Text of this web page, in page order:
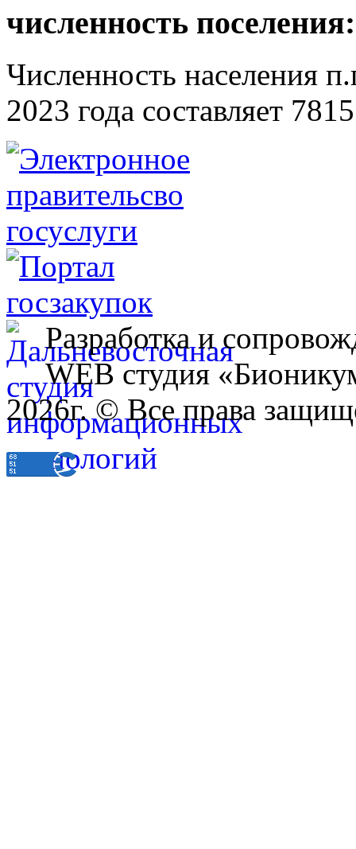
численность поселения:
Численность населения
2023 года составляет
Разработка и
WEB студия
2026г. © Все права